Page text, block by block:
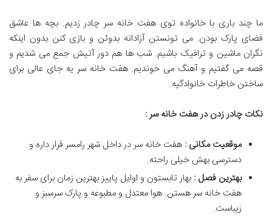
ما چند باری با خانواده توی هفت خانه سر چادر زدیم. بچه ها عاشق
فضای پارک بودن. می تونستن آزادانه بدوئن و بازی کنن بدون اینکه
نگران ماشین و ترافیک باشیم. شب ها هم دور آتیش جمع می شدیم و
قصه می گفتیم و آهنگ می خوندیم. هفت خانه سر یه جای عالی برای
ساختن خاطرات خانوادگیه.
نکات چادر زدن در هفت خانه سر :
موقعیت مکانی : هفت خانه سر در داخل شهر رامسر قرار داره و
دسترسی بهش خیلی راحته.
بهترین فصل : بهار تابستون و اوایل پاییز بهترین زمان برای سفر به
هفت خانه سر هستن. هوا معتدل و مطبوعه و پارک سرسبز و
زیباست.